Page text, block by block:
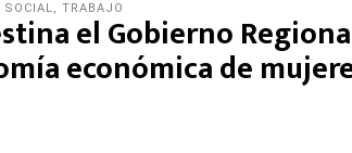
SOCIAL, TRABAJO
el Gobierno
económica de